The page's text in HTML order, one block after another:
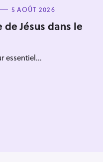
5 AOÛT 2026
de Jésus dans le
essentiel...